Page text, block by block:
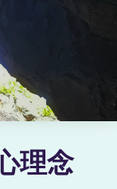
理念